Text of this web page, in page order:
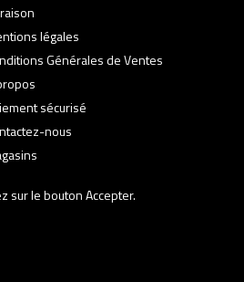
légales
Générales de Ventes
sécurisé
nous
sur le bouton Accepter.